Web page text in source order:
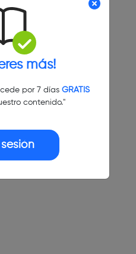
más!
por 7 días GRATIS
contenido."
sesión